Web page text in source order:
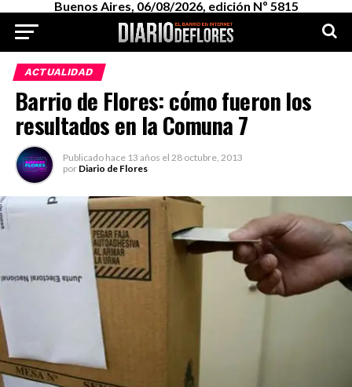
Buenos Aires, 06/08/2026, edición Nº 5815
ACTUALIDAD
Barrio de Flores: cómo fueron los
resultados en la Comuna 7
Publicado hace 13 años el 28 octubre, 2013
por Diario de Flores